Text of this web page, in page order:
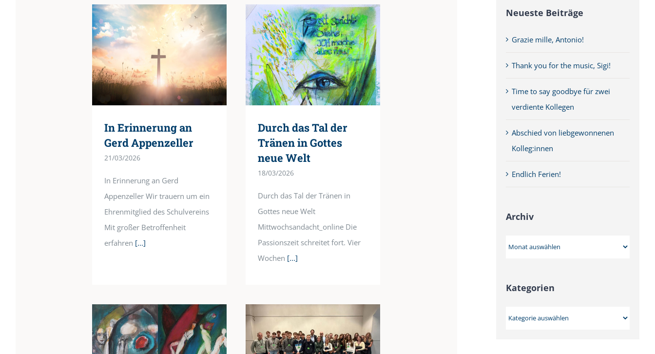
In Erinnerung an
Gerd Appenzeller
21/03/2026
In Erinnerung an Gerd
Appenzeller Wir trauern um ein
Ehrenmitglied des Schulvereins
Mit großer Betroffenheit
erfahren [...]
Durch das Tal der
Tränen in Gottes
neue Welt
18/03/2026
Durch das Tal der Tränen in
Gottes neue Welt
Mittwochsandacht_online Die
Passionszeit schreitet fort. Vier
Wochen [...]
Neueste Beiträge
Grazie mille, Antonio!
Thank you for the music, Sigi!
Time to say goodbye für zwei
verdiente Kollegen
Abschied von liebgewonnenen
Kolleg:innen
Endlich Ferien!
Archiv
Archiv
Kategorien
Kategorien